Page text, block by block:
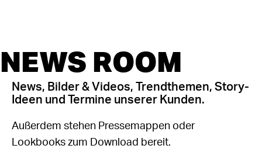
NEWS ROOM
News, Bilder & Videos, Trendthemen, Story-
Ideen und Termine unserer Kunden.
Außerdem stehen Pressemappen oder
Lookbooks zum Download bereit.